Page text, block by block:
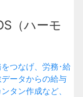
（ハーモ
つなげ、労務･給
ータからの給与
タン作成など、